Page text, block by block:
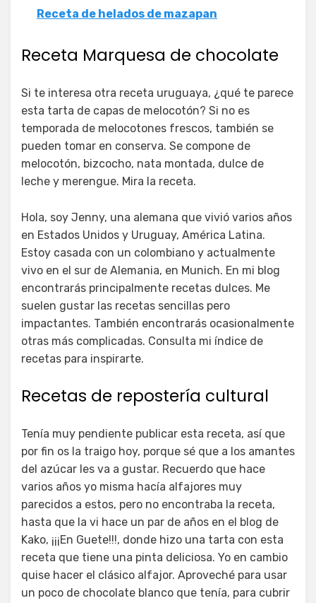
Receta de helados de mazapan
Receta Marquesa de chocolate
Si te interesa otra receta uruguaya, ¿qué te parece
esta tarta de capas de melocotón? Si no es
temporada de melocotones frescos, también se
pueden tomar en conserva. Se compone de
melocotón, bizcocho, nata montada, dulce de
leche y merengue. Mira la receta.
Hola, soy Jenny, una alemana que vivió varios años
en Estados Unidos y Uruguay, América Latina.
Estoy casada con un colombiano y actualmente
vivo en el sur de Alemania, en Munich. En mi blog
encontrarás principalmente recetas dulces. Me
suelen gustar las recetas sencillas pero
impactantes. También encontrarás ocasionalmente
otras más complicadas. Consulta mi índice de
recetas para inspirarte.
Recetas de repostería cultural
Tenía muy pendiente publicar esta receta, así que
por fin os la traigo hoy, porque sé que a los amantes
del azúcar les va a gustar. Recuerdo que hace
varios años yo misma hacía alfajores muy
parecidos a estos, pero no encontraba la receta,
hasta que la vi hace un par de años en el blog de
Kako, ¡¡¡En Guete!!!, donde hizo una tarta con esta
receta que tiene una pinta deliciosa. Yo en cambio
quise hacer el clásico alfajor. Aproveché para usar
un poco de chocolate blanco que tenía, para cubrir